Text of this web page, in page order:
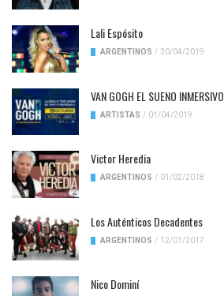
Lali Espósito
ARGENTINOS / 30/04/2019
VAN GOGH EL SUENO INMERSIVO
ARTISTAS / 01/04/2019
Victor Heredia
ARGENTINOS / 01/02/2018
Los Auténticos Decadentes
ARGENTINOS / 12/01/2017
Nico Dominí